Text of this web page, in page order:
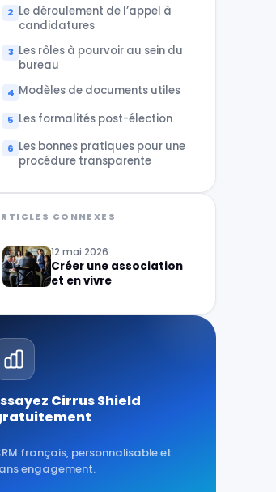
Le déroulement de l’appel à
candidatures
Les rôles à pourvoir au sein du
bureau
Modèles de documents utiles
Les formalités post-élection
Les bonnes pratiques pour une
procédure transparente
CONNEXES
12 mai 2026
Créer une association
et en vivre
Cirrus Shield
français, personnalisable et
engagement.